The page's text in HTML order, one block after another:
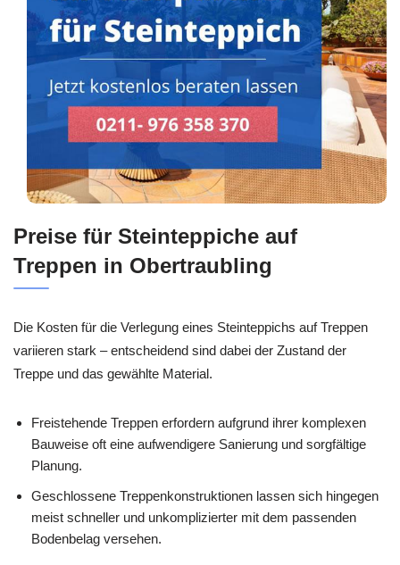
Preise für Steinteppiche auf
Treppen in Obertraubling
Die Kosten für die Verlegung eines Steinteppichs auf Treppen
variieren stark – entscheidend sind dabei der Zustand der
Treppe und das gewählte Material.
Freistehende Treppen erfordern aufgrund ihrer komplexen
Bauweise oft eine aufwendigere Sanierung und sorgfältige
Planung.
Geschlossene Treppenkonstruktionen lassen sich hingegen
meist schneller und unkomplizierter mit dem passenden
Bodenbelag versehen.